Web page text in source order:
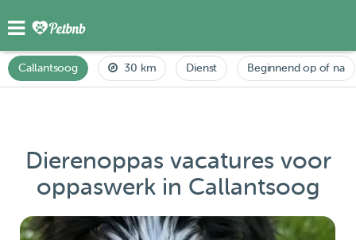
Callantsoog 30 km Dienst Beginnend op of na
Dierenoppas vacatures voor
oppaswerk in Callantsoog